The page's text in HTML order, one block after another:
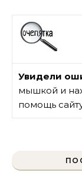
Увидели
мышкой и
помощь